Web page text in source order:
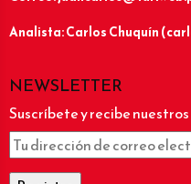
Analista: Carlos Chuquín
NEWSLETTER
Suscríbete y recibe